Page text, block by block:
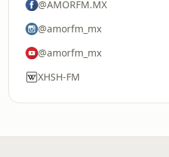
@AMORFM.MX
@amorfm_mx
@amorfm_mx
XHSH-FM